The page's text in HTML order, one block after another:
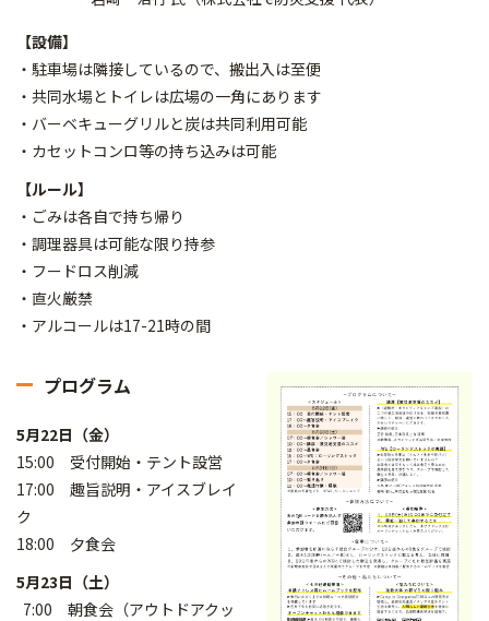
【設備】
・駐車場は隣接しているので、搬出入は至便
・共同水場とトイレは広場の一角にあります
・バーベキューグリルと炭は共同利用可能
・カセットコンロ等の持ち込みは可能
【ルール】
・ごみは各自で持ち帰り
・調理器具は可能な限り持参
・フードロス削減
・直火厳禁
・アルコールは17-21時の間
プログラム
5月22日（金）
15:00 受付開始・テント設営
17:00 趣旨説明・アイスブレイ
ク
18:00 夕食会
5月23日（土）
7:00 朝食会（アウトドアクッ